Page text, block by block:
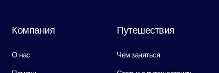
Компания
О нас
Путешествия
Чем заняться